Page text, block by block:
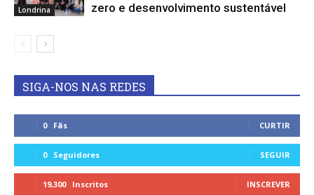
Londrina
zero e desenvolvimento sustentável
SIGA-NOS NAS REDES
0 Fãs CURTIR
0 Seguidores SEGUIR
19,300 Inscritos INSCREVER